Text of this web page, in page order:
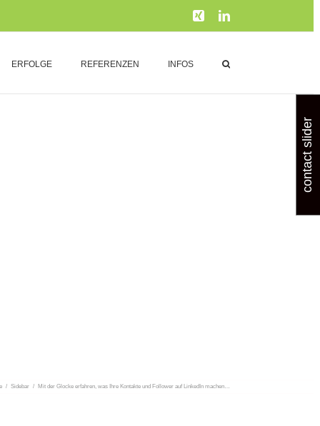
Xing LinkedIn
ERFOLGE REFERENZEN INFOS
/ Sidebar / Mit der Glocke erfahren, was Ihre Kontakte und Follower auf LinkedIn machen…
contact slider